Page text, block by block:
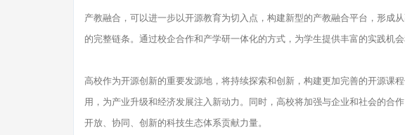
产教融合，可以进一步以开源教育为切入点，构建新型的产教融合平台，形成
的完整链条。通过校企合作和产学研一体化的方式，为学生提供丰富的实践机
高校作为开源创新的重要发源地，将持续探索和创新，构建更加完善的开源课
用，为产业升级和经济发展注入新动力。同时，高校将加强与企业和社会的合
开放、协同、创新的科技生态体系贡献力量。